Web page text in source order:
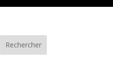
Rechercher